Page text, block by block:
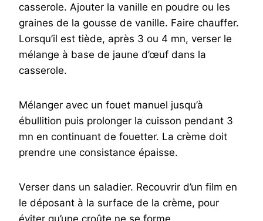
casserole. Ajouter la vanille en poudre ou les
graines de la gousse de vanille. Faire chauffer.
Lorsqu’il est tiède, après 3 ou 4 mn, verser le
mélange à base de jaune d’œuf dans la
casserole.
Mélanger avec un fouet manuel jusqu’à
ébullition puis prolonger la cuisson pendant 3
mn en continuant de fouetter. La crème doit
prendre une consistance épaisse.
Verser dans un saladier. Recouvrir d’un film en
le déposant à la surface de la crème, pour
éviter qu’une croûte ne se forme.